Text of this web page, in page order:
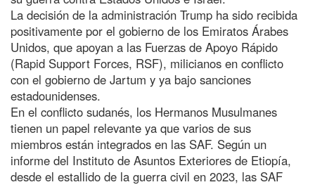
La decisión de la administración Trump ha sido recibida
positivamente por el gobierno de los Emiratos Árabes
Unidos, que apoyan a las Fuerzas de Apoyo Rápido
(Rapid Support Forces, RSF), milicianos en conflicto
con el gobierno de Jartum y ya bajo sanciones
estadounidenses.
En el conflicto sudanés, los Hermanos Musulmanes
tienen un papel relevante ya que varios de sus
miembros están integrados en las SAF. Según un
informe del Instituto de Asuntos Exteriores de Etiopía,
desde el estallido de la guerra civil en 2023, las SAF